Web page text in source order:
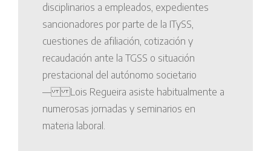
disciplinarios a empleados, expedientes
sancionadores por parte de la ITySS,
cuestiones de afiliación, cotización y
recaudación ante la TGSS o situación
prestacional del autónomo societario
— Lois Regueira asiste habitualmente a
numerosas jornadas y seminarios en
materia laboral.